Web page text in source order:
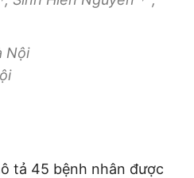
Nội
tả 45 bệnh nhân được